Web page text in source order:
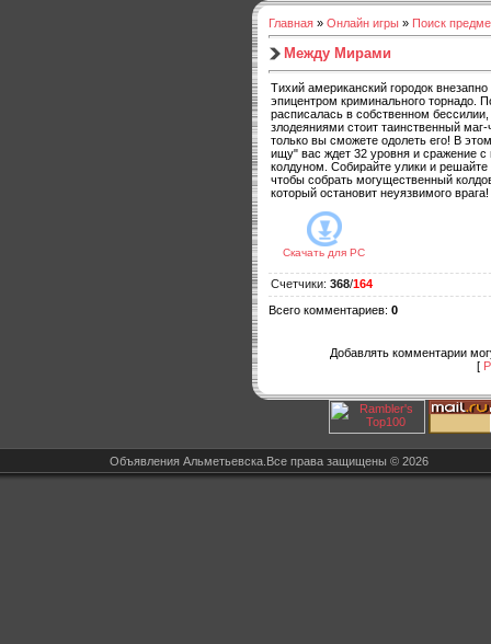
Главная » Онлайн игры » Поиск
Между Мирами
Тихий американский городок внезапно
эпицентром криминального торнадо.
расписалась в собственном
злодеяниями стоит таинственный
только вы сможете одолеть его! В
ищу" вас ждет 32 уровня и сражение
колдуном. Собирайте улики и решайте
чтобы собрать могущественный
который остановит неуязвимого врага!
Скачать для PC
Счетчики: 368/164
Всего комментариев: 0
Добавлять комментарии
[
Объявления Альметьевска.Все права защищены © 2026